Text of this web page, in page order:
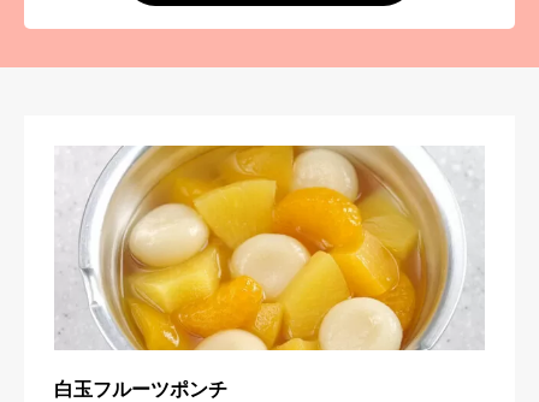
白玉フルーツポンチ